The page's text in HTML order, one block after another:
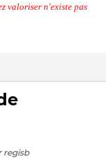
valoriser n'existe pas
regisb